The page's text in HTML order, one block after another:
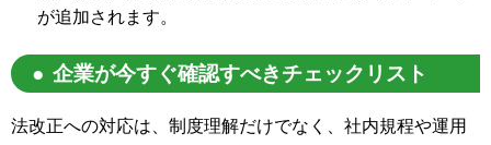
が追加されます。
企業が今すぐ確認すべきチェックリスト
法改正への対応は、制度理解だけでなく、社内規程や運用